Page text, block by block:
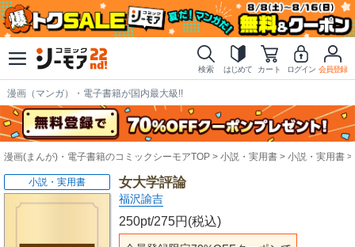
検索 はじめて カート ログイン 会員登録
漫画（マンガ）・電子書籍が国内最大級!!
漫画(まんが)・電子書籍のコミックシーモアTOP 小説・実用書 小説・実用書
女大学評論
福沢諭吉
250pt/275円(税込)
小説・実用書